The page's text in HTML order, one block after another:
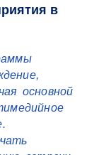
в
основной